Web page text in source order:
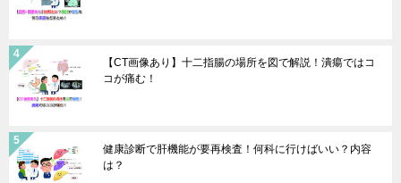
【CT画像あり】十二指腸の場所を図で解説！潰瘍ではコ
コが痛む！
健康診断で肝機能が要再検査！何科に行けばいい？内容
は？